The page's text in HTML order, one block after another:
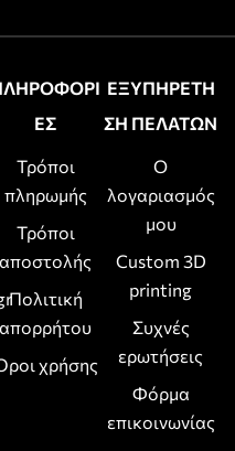
ΕΣ
Τρόποι
πληρωμής
Τρόποι
αποστολής
Πολιτική
απορρήτου
χρήσης
ΕΞΥΠΗΡΕΤΗ
ΣΗ ΠΕΛΑΤΩΝ
Ο
λογαριασμός
μου
Custom 3D
printing
Συχνές
ερωτήσεις
Φόρμα
επικοινωνίας